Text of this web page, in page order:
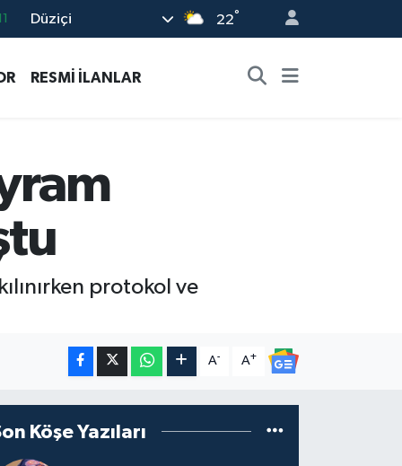
Düziçi 22°
RESMİ İLANLAR
protokol ve
A- A+
Köşe Yazıları